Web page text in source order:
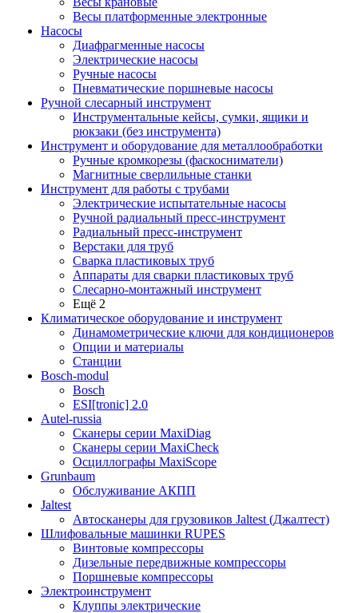
Весы платформенные электронные
Насосы
Диафрагменные насосы
Электрические насосы
Ручные насосы
Пневматические поршневые насосы
Ручной слесарный инструмент
Инструментальные кейсы, сумки, ящики и
рюкзаки (без инструмента)
Инструмент и оборудование для металлообработки
Ручные кромкорезы (фаскосниматели)
Магнитные сверлильные станки
Инструмент для работы с трубами
Электрические испытательные насосы
Ручной радиальный пресс-инструмент
Радиальный пресс-инструмент
Верстаки для труб
Сварка пластиковых труб
Аппараты для сварки пластиковых труб
Слесарно-монтажный инструмент
Ещё 2
Климатическое оборудование и инструмент
Динамометрические ключи для кондиционеров
Опции и материалы
Станции
Bosch-modul
Bosch
ESI[tronic] 2.0
Autel-russia
Сканеры серии MaxiDiag
Сканеры серии MaxiCheck
Осциллографы MaxiScope
Grunbaum
Обслуживание АКПП
Jaltest
Автосканеры для грузовиков Jaltest (Джалтест)
Шлифовальные машинки RUPES
Винтовые компрессоры
Дизельные передвижные компрессоры
Поршневые компрессоры
Электроинструмент
Клуппы электрические